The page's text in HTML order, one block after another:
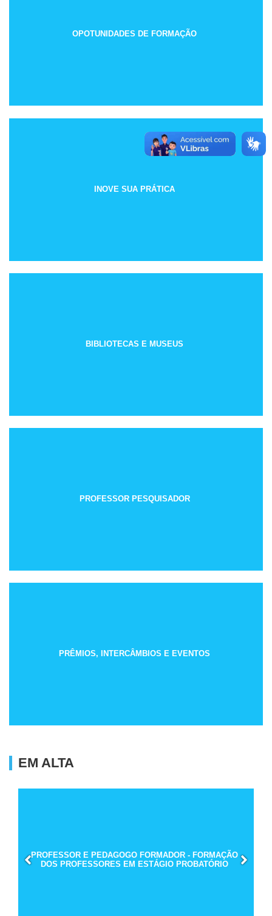
OPOTUNIDADES DE FORMAÇÃO
INOVE SUA PRÁTICA
BIBLIOTECAS E MUSEUS
PROFESSOR PESQUISADOR
PRÊMIOS, INTERCÂMBIOS E EVENTOS
EM ALTA
PROFESSOR E PEDAGOGO FORMADOR - FORMAÇÃO
DOS PROFESSORES EM ESTÁGIO PROBATÓRIO